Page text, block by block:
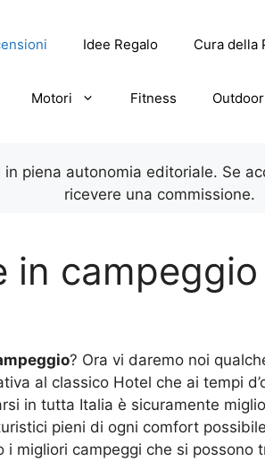
Idee Regalo Cura della
Motori Fitness Outdoor
piena autonomia editoriale. Se
ricevere una commissione.
in
? Ora vi daremo noi
al classico Hotel che ai tempi
in tutta Italia è sicuramente
pieni di ogni comfort
i migliori campeggi che si possono